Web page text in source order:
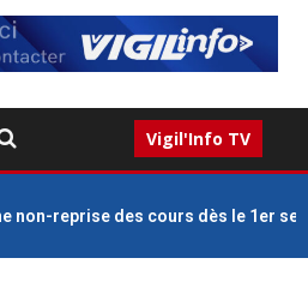
Vigil'Info TV
des cours dès le 1er